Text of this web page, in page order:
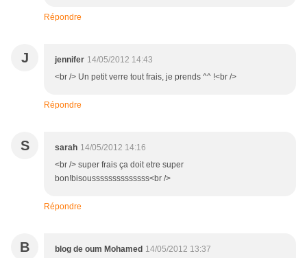
Répondre
J jennifer 14/05/2012 14:43
<br /> Un petit verre tout frais, je prends ^^ !<br />
Répondre
S sarah 14/05/2012 14:16
<br /> super frais ça doit etre super
bon!bisoussssssssssssss<br />
Répondre
B blog de oum Mohamed 14/05/2012 13:37